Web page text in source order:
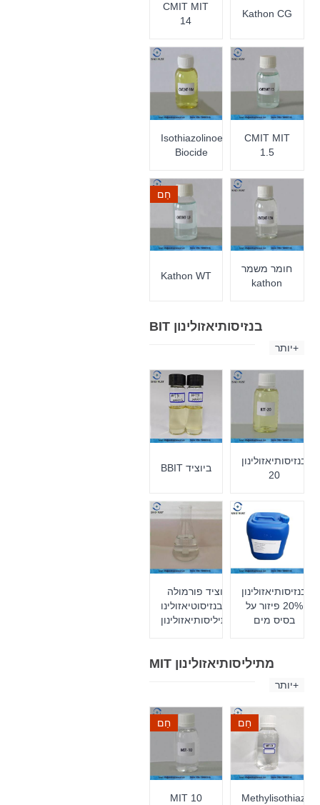
CMIT MIT
14
Kathon CG
Isothiazolinoe
Biocide
CMIT MIT
1.5
חַם
Kathon WT
חומר משמר
kathon
BIT בנזיסותיאזולינון
יותר+
BBIT ביוציד
בנזיסותיאזולינון
20
ביוציד פורמולה
של בנזיסוטיאזולינו
ומתיליסותיאזולינון
בנזיסותיאזולינון
20% פיזור על
בסיס מים
MIT מתיליסותיאזולינון
יותר+
חַם
MIT 10
חַם